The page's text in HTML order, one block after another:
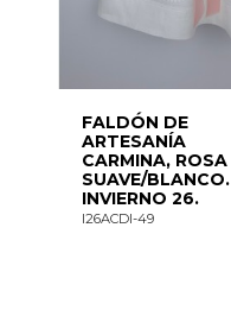
FALDÓN DE
ARTESANÍA
CARMINA, ROSA
SUAVE/BLANCO.
INVIERNO 26.
I26ACDI-49